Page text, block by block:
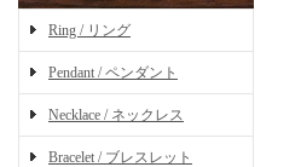
Ring / リング
Pendant / ペンダント
Necklace / ネックレス
Bracelet / ブレスレット